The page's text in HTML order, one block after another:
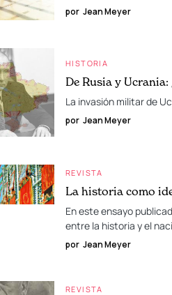
por Jean Meyer
HISTORIA
De Rusia y Ucrania:
La invasión militar de
por Jean Meyer
REVISTA
La historia como
En este ensayo
entre la historia y el
por Jean Meyer
REVISTA